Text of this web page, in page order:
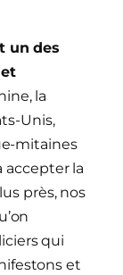
un des
et
la
Unis,
mitaines
accepter la
près, nos
qui
et